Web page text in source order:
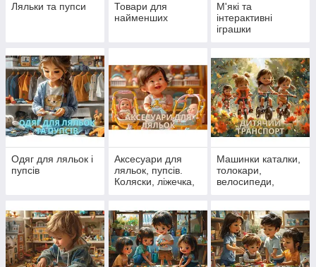
Ляльки та пупси
Товари для
найменших
М'які та
інтерактивні
іграшки
Одяг для ляльок і
пупсів
Аксесуари для
ляльок, пупсів.
Коляски, ліжечка,
Машинки каталки,
толокари,
велосипеди,